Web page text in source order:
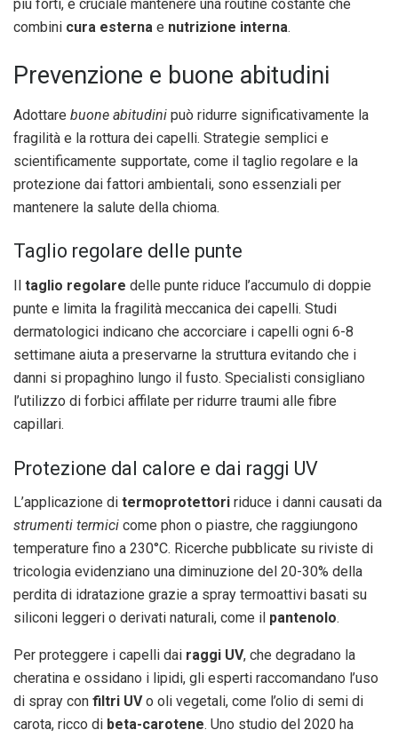
più forti, è cruciale mantenere una routine costante che
combini cura esterna e nutrizione interna.
Prevenzione e buone abitudini
Adottare buone abitudini può ridurre significativamente la
fragilità e la rottura dei capelli. Strategie semplici e
scientificamente supportate, come il taglio regolare e la
protezione dai fattori ambientali, sono essenziali per
mantenere la salute della chioma.
Taglio regolare delle punte
Il taglio regolare delle punte riduce l’accumulo di doppie
punte e limita la fragilità meccanica dei capelli. Studi
dermatologici indicano che accorciare i capelli ogni 6-8
settimane aiuta a preservarne la struttura evitando che i
danni si propaghino lungo il fusto. Specialisti consigliano
l’utilizzo di forbici affilate per ridurre traumi alle fibre
capillari.
Protezione dal calore e dai raggi UV
L’applicazione di termoprotettori riduce i danni causati da
strumenti termici come phon o piastre, che raggiungono
temperature fino a 230°C. Ricerche pubblicate su riviste di
tricologia evidenziano una diminuzione del 20-30% della
perdita di idratazione grazie a spray termoattivi basati su
siliconi leggeri o derivati naturali, come il pantenolo.
Per proteggere i capelli dai raggi UV, che degradano la
cheratina e ossidano i lipidi, gli esperti raccomandano l’uso
di spray con filtri UVo oli vegetali, come l’olio di semi di
carota, ricco di beta-carotene. Uno studio del 2020 ha